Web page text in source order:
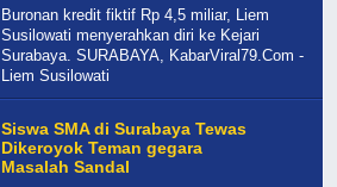
Buronan kredit fiktif Rp 4,5 miliar, Liem
Susilowati menyerahkan diri ke Kejari
Surabaya. SURABAYA, KabarViral79.Com -
Liem Susilowati
Siswa SMA di Surabaya Tewas
Dikeroyok Teman gegara
Masalah Sandal